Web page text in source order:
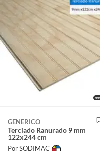
GENERICO
Terciado Ranurado 9 mm
122x244 cm
Por SODIMAC